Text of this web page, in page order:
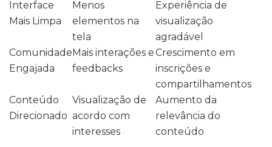
Interface
Mais Limpa
Menos
elementos na
tela
Experiência de
visualização
agradável
Comunidade
Engajada
Mais interações e
feedbacks
Crescimento em
inscrições e
compartilhamentos
Conteúdo
Direcionado
Visualização de
acordo com
interesses
Aumento da
relevância do
conteúdo